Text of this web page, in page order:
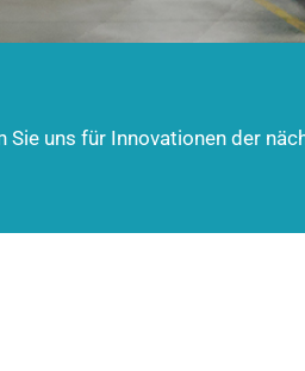
Sie uns für Innovationen der